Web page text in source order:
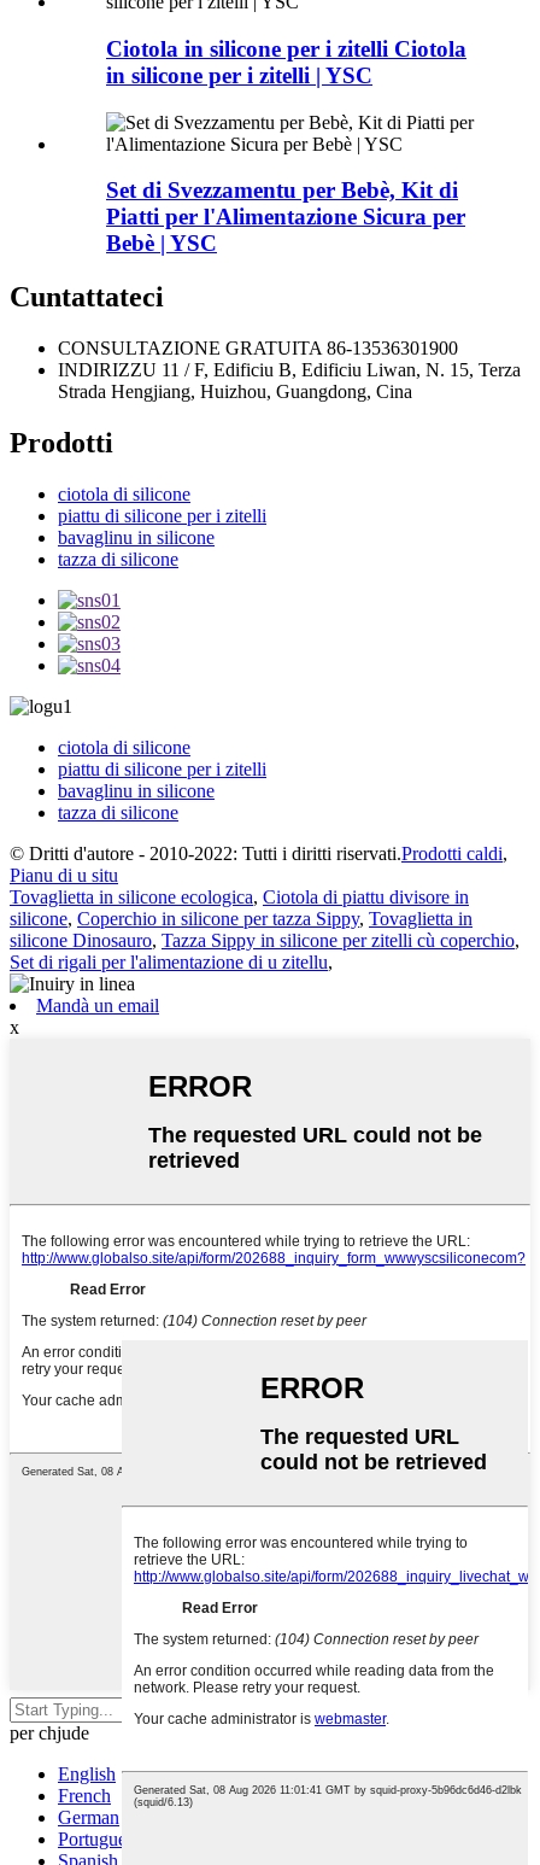
Ciotola in silicone per i zitelli Ciotola
in silicone per i zitelli | YSC
Set di Svezzamentu per Bebè, Kit di
Piatti per l'Alimentazione Sicura per
Bebè | YSC
Cuntattateci
CONSULTAZIONE GRATUITA 86-13536301900
INDIRIZZU 11 / F, Edificiu B, Edificiu Liwan, N. 15, Terza
Strada Hengjiang, Huizhou, Guangdong, Cina
Prodotti
ciotola di silicone
piattu di silicone per i zitelli
bavaglinu in silicone
tazza di silicone
ciotola di silicone
piattu di silicone per i zitelli
bavaglinu in silicone
tazza di silicone
© Dritti d'autore - 2010-2022: Tutti i diritti riservati.Prodotti caldi,
Pianu di u situ
Tovaglietta in silicone ecologica, Ciotola di piattu divisore in
silicone, Coperchio in silicone per tazza Sippy, Tovaglietta in
silicone Dinosauro, Tazza Sippy in silicone per zitelli cù coperchio,
Set di rigali per l'alimentazione di u zitellu,
Mandà un email
x
Appughjà Enter per circà o ESC
per chjude
English
French
German
Portuguese
Spanish